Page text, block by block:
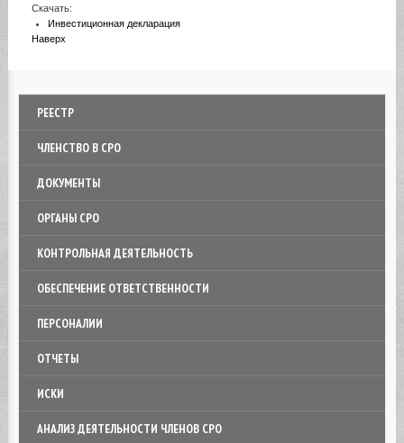
Скачать:
Инвестиционная декларация
Наверх
РЕЕСТР
ЧЛЕНСТВО В СРО
ДОКУМЕНТЫ
ОРГАНЫ СРО
КОНТРОЛЬНАЯ ДЕЯТЕЛЬНОСТЬ
ОБЕСПЕЧЕНИЕ ОТВЕТСТВЕННОСТИ
ПЕРСОНАЛИИ
ОТЧЕТЫ
ИСКИ
АНАЛИЗ ДЕЯТЕЛЬНОСТИ ЧЛЕНОВ СРО